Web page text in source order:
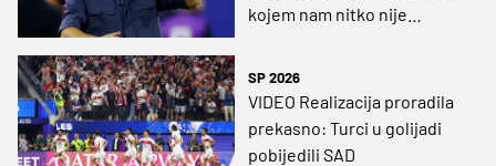
kojem nam nitko nije
SP 2026
VIDEO Realizacija proradila
prekasno: Turci u golijadi
pobijedili SAD